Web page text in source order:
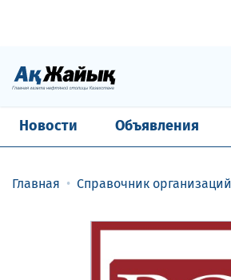
Новости Объявления
Главная Справочник организаций